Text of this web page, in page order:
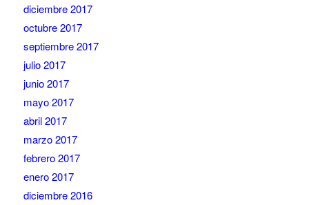
diciembre 2017
octubre 2017
septiembre 2017
julio 2017
junio 2017
mayo 2017
abril 2017
marzo 2017
febrero 2017
enero 2017
diciembre 2016